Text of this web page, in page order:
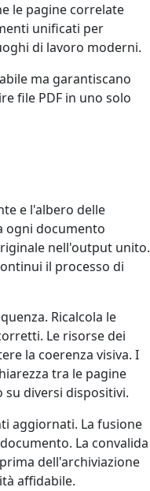
le pagine correlate
unificati per
di lavoro moderni.
ma garantiscano
file PDF in uno solo
e l'albero delle
ogni documento
nell'output unito.
il processo di
Ricalcola le
Le risorse dei
la coerenza visiva. I
tra le pagine
diversi dispositivi.
aggiornati. La fusione
La convalida
dell'archiviazione
affidabile.